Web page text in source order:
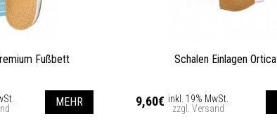
Fußbett
MEHR
Schalen Einlagen Ortica
9,60€ inkl. 19% MwSt.
zzgl. Versand